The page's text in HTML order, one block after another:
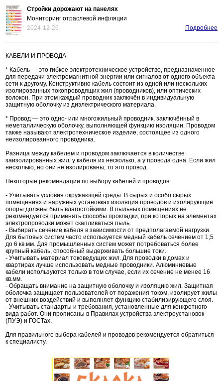
Стройки дорожают на панелях
Мониторинг отраслевой инфляции
2024-12-26
Подробнее
КАБЕЛИ И ПРОВОДА
* Кабель — это гибкое электротехническое устройство, предназначенное
для передачи электромагнитной энергии или сигналов от одного объекта
сети к другому. Конструктивно кабель состоит из одной или нескольких
изолированных токопроводящих жил (проводников), или оптических
волокон. При этом каждый проводник заключён в индивидуальную
защитную оболочку из диэлектрического материала.
* Провод — это одно- или многожильный проводник, заключённый в
неметаллическую оболочку, выполняющей функцию изоляции. Проводом
также называют электротехническое изделие, состоящее из одного
неизолированного проводника.
Разница между кабелем и проводом заключается в количестве
заизолированных жил: у кабеля их несколько, а у провода одна. Если жил
несколько, но они не изолированы, то это провод.
Некоторые рекомендации по выбору кабелей и проводов:
- Учитывать условия окружающей среды. В сырых и особо сырых
помещениях и наружных установках изоляция проводов и изолирующие
опоры должны быть влагостойкими. В пыльных помещениях не
рекомендуется применять способы прокладки, при которых на элементах
электропроводки может скапливаться пыль.
- Выбирать сечение кабеля в зависимости от предполагаемой нагрузки.
Для бытовых систем часто используется медный кабель сечением от 1,5
до 6 кв.мм. Для промышленных систем может потребоваться более
крупный кабель, способный выдерживать большие токи.
- Учитывать материал токоведущих жил. Для проводки в домах и
квартирах лучше использовать медные проводники. Алюминиевые
кабели используются только в том случае, если их сечение не менее 16
кв.мм.
- Обращать внимание на защитную оболочку и изоляцию жил. Защитная
оболочка защищает пользователей от поражения током, изолирует жилы
от внешних воздействий и выполняет функцию стабилизирующего слоя.
- Учитывать стандарты и требования, установленные для конкретного
вида работ. Они прописаны в Правилах устройства электроустановок
(ПУЭ) и ГОСТах.
Для правильного выбора кабелей и проводов рекомендуется обратиться
к специалисту.